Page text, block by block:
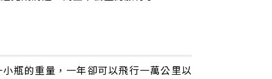
瓶的重量，一年卻可以飛行一萬公里以